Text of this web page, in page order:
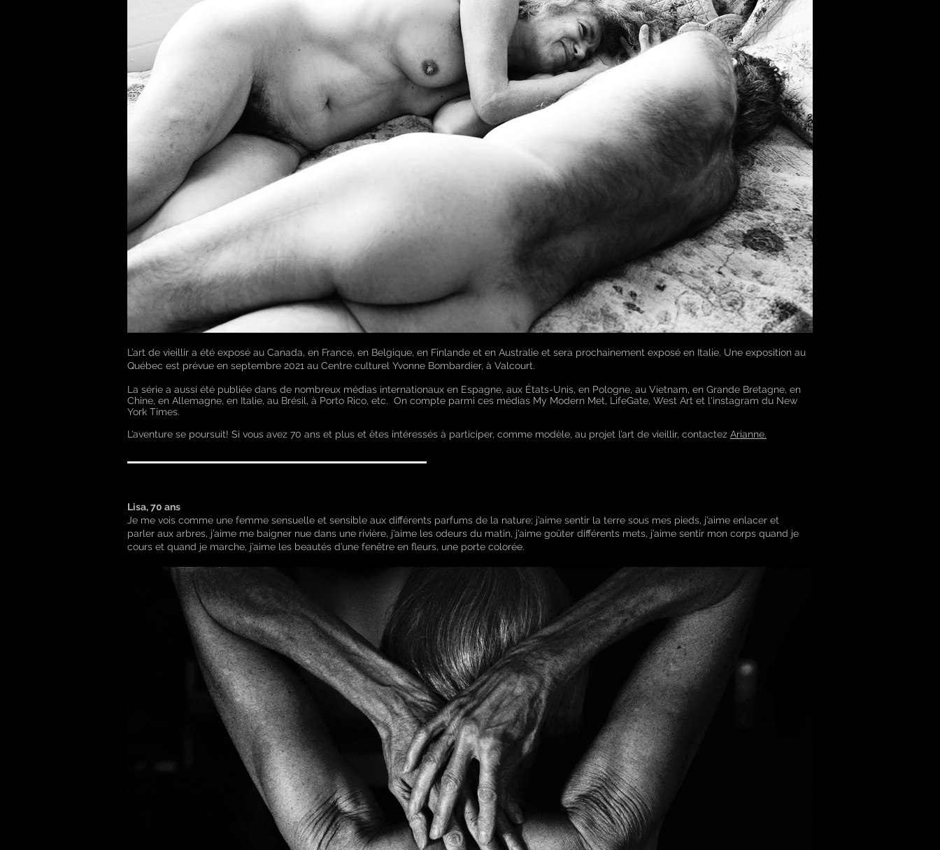
L’art de vieillir a été exposé au Canada, en France, en Belgique, en Finlande et en Australie et sera prochainement exposé en Italie. Une exposition au
Québec est prévue en septembre 2021 au Centre culturel Yvonne Bombardier, à Valcourt.
La série a aussi été publiée dans de nombreux médias internationaux en Espagne, aux États-Unis, en Pologne, au Vietnam, en Grande Bretagne, en
Chine, en Allemagne, en Italie, au Brésil, à Porto Rico, etc. On compte parmi ces médias My Modern Met, LifeGate, West Art et l'instagram du New
York Times.
L’aventure se poursuit! Si vous avez 70 ans et plus et êtes intéressés à participer, comme modèle, au projet l’art de vieillir, contactez Arianne.
Lisa, 70 ans
Je me vois comme une femme sensuelle et sensible aux différents parfums de la nature; j’aime sentir la terre sous mes pieds, j’aime enlacer et
parler aux arbres, j’aime me baigner nue dans une rivière, j’aime les odeurs du matin, j’aime goûter différents mets, j’aime sentir mon corps quand je
cours et quand je marche, j’aime les beautés d’une fenêtre en fleurs, une porte colorée.